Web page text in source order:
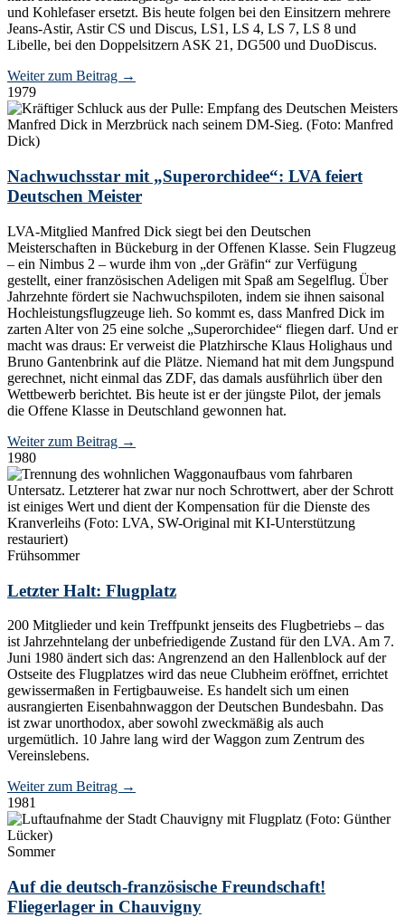
und Kohlefaser ersetzt. Bis heute folgen bei den Einsitzern mehrere
Jeans-Astir, Astir CS und Discus, LS1, LS 4, LS 7, LS 8 und
Libelle, bei den Doppelsitzern ASK 21, DG500 und DuoDiscus.
Weiter zum Beitrag →
1979
Nachwuchsstar mit „Superorchidee“: LVA feiert
Deutschen Meister
LVA-Mitglied Manfred Dick siegt bei den Deutschen
Meisterschaften in Bückeburg in der Offenen Klasse. Sein Flugzeug
– ein Nimbus 2 – wurde ihm von „der Gräfin“ zur Verfügung
gestellt, einer französischen Adeligen mit Spaß am Segelflug. Über
Jahrzehnte fördert sie Nachwuchspiloten, indem sie ihnen saisonal
Hochleistungsflugzeuge lieh. So kommt es, dass Manfred Dick im
zarten Alter von 25 eine solche „Superorchidee“ fliegen darf. Und er
macht was draus: Er verweist die Platzhirsche Klaus Holighaus und
Bruno Gantenbrink auf die Plätze. Niemand hat mit dem Jungspund
gerechnet, nicht einmal das ZDF, das damals ausführlich über den
Wettbewerb berichtet. Bis heute ist er der jüngste Pilot, der jemals
die Offene Klasse in Deutschland gewonnen hat.
Weiter zum Beitrag →
1980
Frühsommer
Letzter Halt: Flugplatz
200 Mitglieder und kein Treffpunkt jenseits des Flugbetriebs – das
ist Jahrzehntelang der unbefriedigende Zustand für den LVA. Am 7.
Juni 1980 ändert sich das: Angrenzend an den Hallenblock auf der
Ostseite des Flugplatzes wird das neue Clubheim eröffnet, errichtet
gewissermaßen in Fertigbauweise. Es handelt sich um einen
ausrangierten Eisenbahnwaggon der Deutschen Bundesbahn. Das
ist zwar unorthodox, aber sowohl zweckmäßig als auch
urgemütlich. 10 Jahre lang wird der Waggon zum Zentrum des
Vereinslebens.
Weiter zum Beitrag →
1981
Sommer
Auf die deutsch-französische Freundschaft!
Fliegerlager in Chauvigny